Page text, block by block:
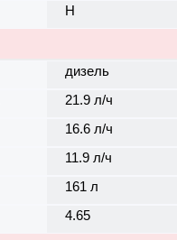
H
дизель
21.9 л/ч
16.6 л/ч
11.9 л/ч
161 л
4.65